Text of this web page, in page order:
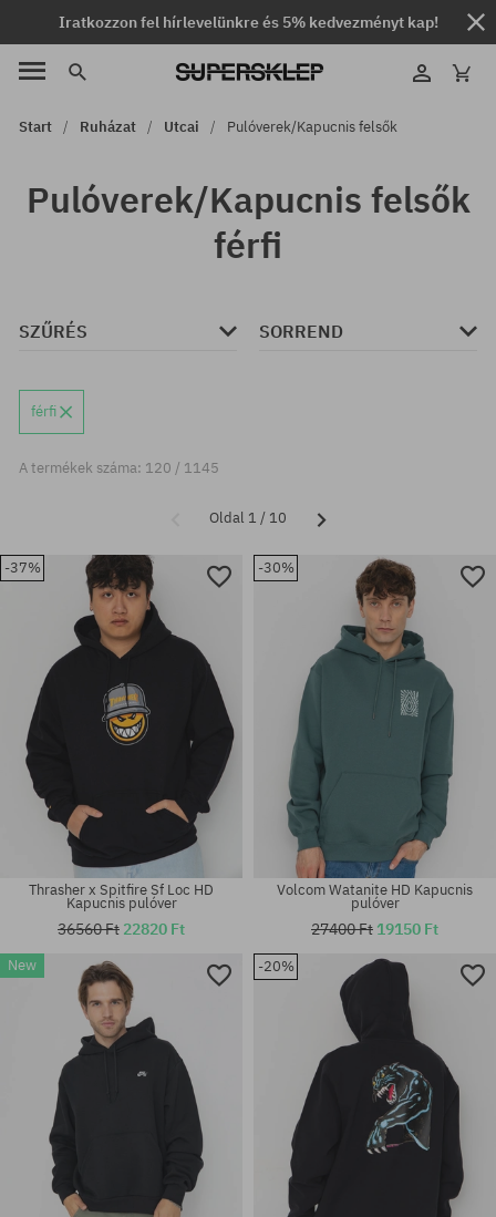
Iratkozzon fel hírlevelünkre és 5% kedvezményt kap!
Start Ruházat Utcai Pulóverek/Kapucnis felsők
Pulóverek/Kapucnis felsők
férfi
SZŰRÉS SORREND
férfi
A termékek száma: 120 / 1145
Oldal 1 / 10
-37%
Thrasher x Spitfire Sf Loc HD
Kapucnis pulóver
36560 Ft 22820 Ft
-30%
Volcom Watanite HD Kapucnis
pulóver
27400 Ft 19150 Ft
New -20%